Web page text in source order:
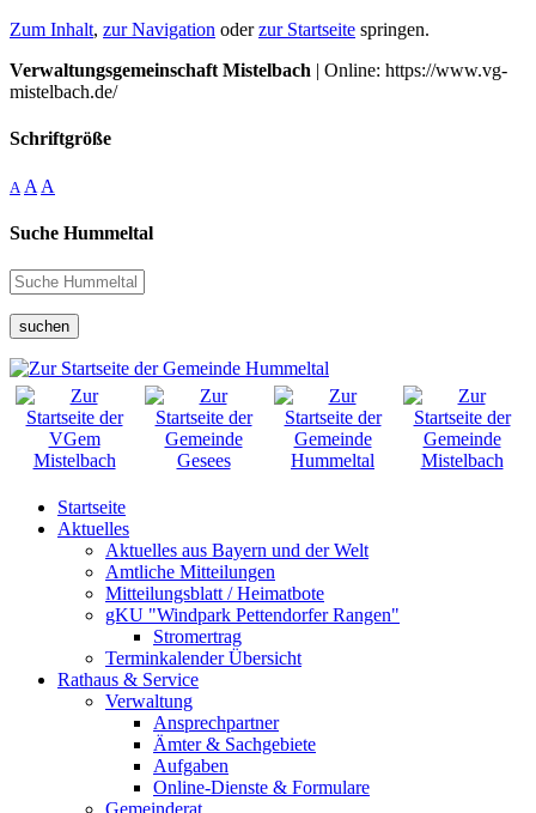
Zum Inhalt, zur Navigation oderzur Startseite springen.
Verwaltungsgemeinschaft Mistelbach | Online: https://www.vg-
mistelbach.de/
Schriftgröße
A A A
Suche Hummeltal
suchen
Startseite
Aktuelles
Aktuelles aus Bayern und der Welt
Amtliche Mitteilungen
Mitteilungsblatt / Heimatbote
gKU "Windpark Pettendorfer Rangen"
Stromertrag
Terminkalender Übersicht
Rathaus & Service
Verwaltung
Ansprechpartner
Ämter & Sachgebiete
Aufgaben
Online-Dienste & Formulare
Gemeinderat